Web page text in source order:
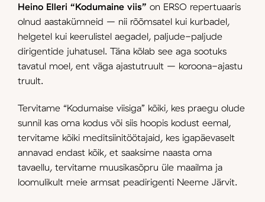
Heino Elleri “Kodumaine viis” on ERSO repertuaaris
olnud aastakümneid – nii rõõmsatel kui kurbadel,
helgetel kui keerulistel aegadel, paljude-paljude
dirigentide juhatusel. Täna kõlab see aga sootuks
tavatul moel, ent väga ajastutruult – koroona-ajastu
truult.
Tervitame “Kodumaise viisiga” kõiki, kes praegu olude
sunnil kas oma kodus või siis hoopis kodust eemal,
tervitame kõiki meditsiinitöötajaid, kes igapäevaselt
annavad endast kõik, et saaksime naasta oma
tavaellu, tervitame muusikasõpru üle maailma ja
loomulikult meie armsat peadirigenti Neeme Järvit.